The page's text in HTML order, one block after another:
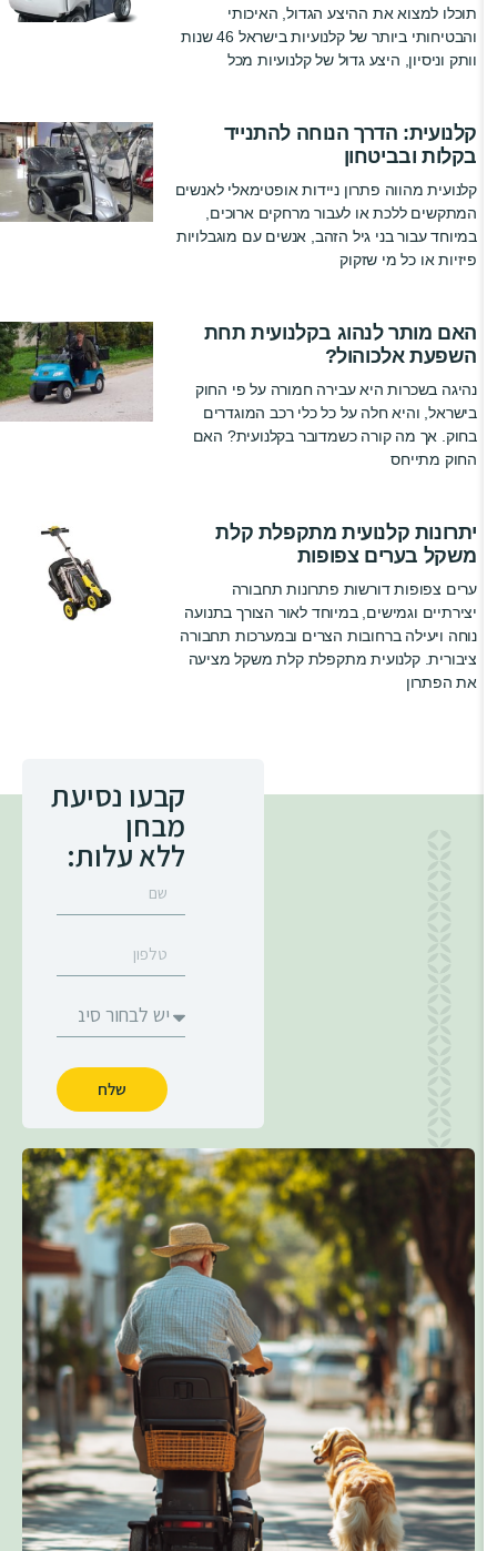
תוכלו למצוא את ההיצע הגדול, האיכותי
והבטיחותי ביותר של קלנועיות בישראל 46 שנות
וותק וניסיון, היצע גדול של קלנועיות מכל
קלנועית: הדרך הנוחה להתנייד
בקלות ובביטחון
קלנועית מהווה פתרון ניידות אופטימאלי לאנשים
המתקשים ללכת או לעבור מרחקים ארוכים,
במיוחד עבור בני גיל הזהב, אנשים עם מוגבלויות
פיזיות או כל מי שזקוק
האם מותר לנהוג בקלנועית תחת
השפעת אלכוהול?
נהיגה בשכרות היא עבירה חמורה על פי החוק
בישראל, והיא חלה על כל כלי רכב המוגדרים
בחוק. אך מה קורה כשמדובר בקלנועית? האם
החוק מתייחס
יתרונות קלנועית מתקפלת קלת
משקל בערים צפופות
ערים צפופות דורשות פתרונות תחבורה
יצירתיים וגמישים, במיוחד לאור הצורך בתנועה
נוחה ויעילה ברחובות הצרים ובמערכות תחבורה
ציבורית. קלנועית מתקפלת קלת משקל מציעה
את הפתרון
קבעו נסיעת
מבחן
ללא עלות:
שלח